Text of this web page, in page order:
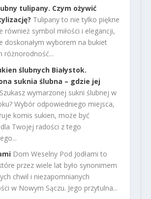
tulipany. Czym ożywić
Tulipany to nie tylko piękne
również symbol miłości i elegancji,
doskonałym wyborem na bukiet
różnorodność...
ślubnych Białystok.
suknia ślubna – gdzie jej
Szukasz wymarzonej sukni ślubnej w
Wybór odpowiedniego miejsca,
komis sukien, może być
Twojej radości z tego
Dom Weselny Pod Jodłami to
przez wiele lat było synonimem
chwil i niezapomnianych
w Nowym Sączu. Jego przytulna...